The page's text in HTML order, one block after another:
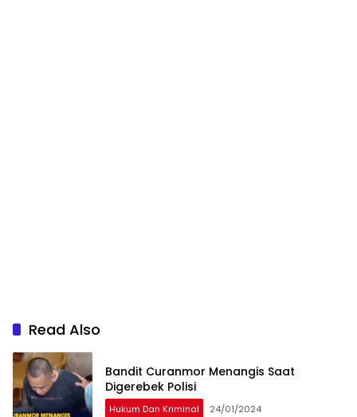
Read Also
Bandit Curanmor Menangis Saat
Digerebek Polisi
Hukum Dan Kriminal 24/01/2024